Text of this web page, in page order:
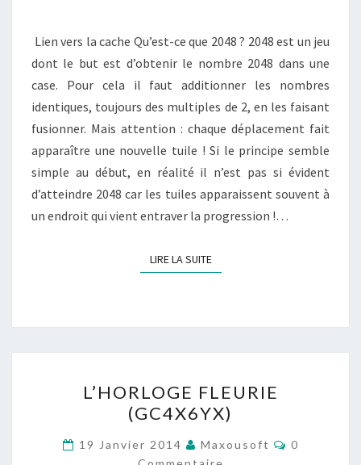
Lien vers la cache Qu’est-ce que 2048 ? 2048 est un jeu
dont le but est d’obtenir le nombre 2048 dans une
case. Pour cela il faut additionner les nombres
identiques, toujours des multiples de 2, en les faisant
fusionner. Mais attention : chaque déplacement fait
apparaître une nouvelle tuile ! Si le principe semble
simple au début, en réalité il n’est pas si évident
d’atteindre 2048 car les tuiles apparaissent souvent à
un endroit qui vient entraver la progression !…
LIRE LA SUITELIRE LA SUITE
FLEURIE
(GC4X6YX)
L’HORLOGE FLEURIE
(GC4X6YX)
19 Janvier 2014 Maxousoft
0